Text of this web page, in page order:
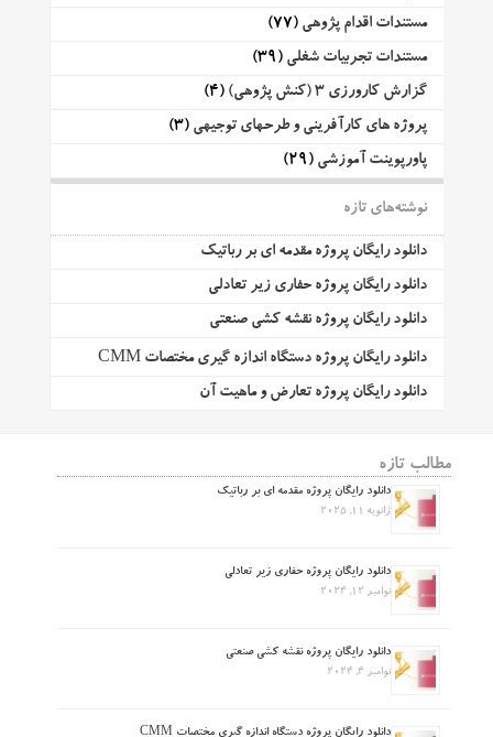
مستندات اقدام پژوهی (77)
مستندات تجربیات شغلی (39)
گزارش کارورزی 3 (کنش پژوهی)
(4)
پروژه های کارآفرینی و طرحهای توجیهی (3)
پاورپوینت آموزشی (29)
نوشته‌های تازه
دانلود رایگان پروژه مقدمه ای بر رباتیک
دانلود رایگان پروژه حفاری زیر تعادلی
دانلود رایگان پروژه نقشه کشی صنعتی
دانلود رایگان پروژه دستگاه اندازه گیری مختصات CMM
دانلود رایگان پروژه تعارض و ماهیت آن
مطالب تازه
دانلود رایگان پروژه مقدمه ای بر رباتیک
ژانویه 11, 2025
دانلود رایگان پروژه حفاری زیر تعادلی
نوامبر 12, 2024
دانلود رایگان پروژه نقشه کشی صنعتی
نوامبر 4, 2024
دانلود رایگان پروژه دستگاه اندازه گیری مختصات CMM